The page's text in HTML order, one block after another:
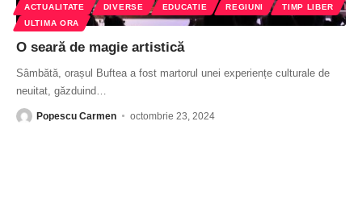
ACTUALITATE DIVERSE EDUCATIE REGIUNI
TIMP LIBER
ULTIMA ORA
O seară de magie artistică
Sâmbătă, orașul Buftea a fost martorul unei experiențe culturale de
neuitat, găzduind
Popescu Carmen octombrie 23, 2024